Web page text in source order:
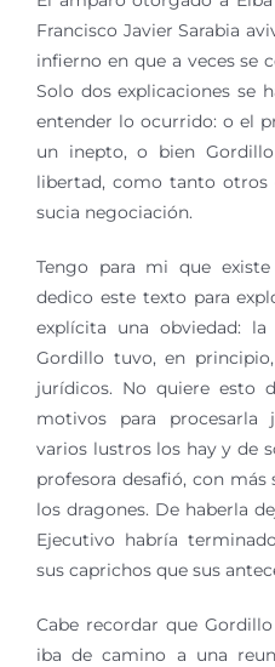
Francisco Javier Sarabia
infierno en que a veces se
Solo dos explicaciones se
entender lo ocurrido: o el
un inepto, o bien
libertad, como tanto otros
sucia negociación.
Tengo para mi que
dedico este texto para
explícita una obviedad:
Gordillo tuvo, en
jurídicos. No quiere esto
motivos para procesarla
varios lustros los hay y de
profesora desafió, con
los dragones. De haberla
Ejecutivo habría
sus caprichos que sus
Cabe recordar que
iba de camino a una